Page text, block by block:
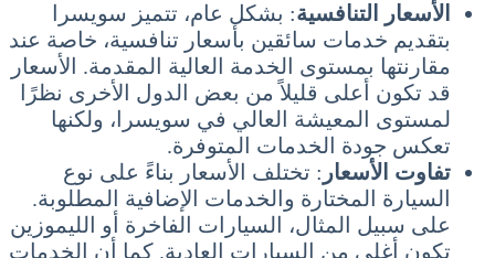
الأسعار التنافسية: بشكل عام، تتميز سويسرا
بتقديم خدمات سائقين بأسعار تنافسية، خاصة عند
مقارنتها بمستوى الخدمة العالية المقدمة. الأسعار
قد تكون أعلى قليلاً من بعض الدول الأخرى نظرًا
لمستوى المعيشة العالي في سويسرا، ولكنها
تعكس جودة الخدمات المتوفرة.
تفاوت الأسعار : تختلف الأسعار بناءً على نوع
السيارة المختارة والخدمات الإضافية المطلوبة.
على سبيل المثال، السيارات الفاخرة أو الليموزين
تكون أغلى من السيارات العادية. كما أن الخدمات